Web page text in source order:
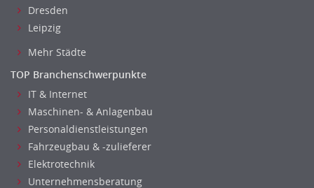
Dresden
Leipzig
Mehr Städte
TOP Branchenschwerpunkte
IT & Internet
Maschinen- & Anlagenbau
Personaldienstleistungen
Fahrzeugbau & -zulieferer
Elektrotechnik
Unternehmensberatung